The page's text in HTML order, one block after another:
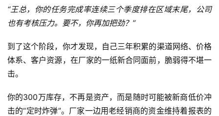
“王总，你的任务完成率连续三个季度排在区域末尾，公司
也有考核压力。要不，你再加把劲？”
到了这个阶段，你才发现，自己三年积累的渠道网络、价格
体系、客户资源，在厂家的一纸新合同面前，脆弱得不堪一
击。
你的300万库存，不再是资产，而是随时可能被新商低价冲
击的“定时炸弹”。厂家一边用老经销商的资金维持着报表的